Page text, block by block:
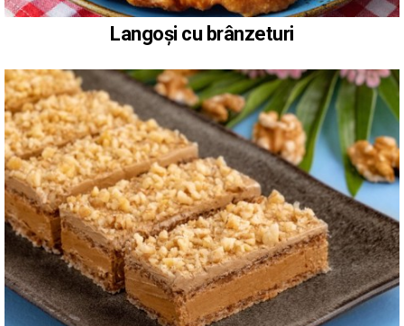
Langoși cu brânzeturi